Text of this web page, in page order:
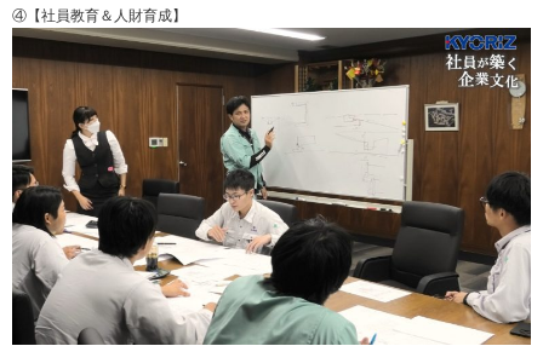
④【社員教育＆人財育成】